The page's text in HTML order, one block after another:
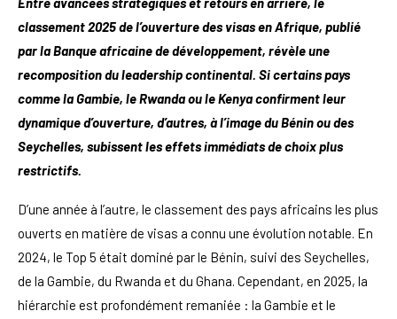
classement 2025 de l’ouverture des visas en Afrique, publié
par la Banque africaine de développement, révèle une
recomposition du leadership continental. Si certains pays
comme la Gambie, le Rwanda ou le Kenya confirment leur
dynamique d’ouverture, d’autres, à l’image du Bénin ou des
Seychelles, subissent les effets immédiats de choix plus
restrictifs.
D’une année à l’autre, le classement des pays africains les plus
ouverts en matière de visas a connu une évolution notable. En
2024, le Top 5 était dominé par le Bénin, suivi des Seychelles,
de la Gambie, du Rwanda et du Ghana. Cependant, en 2025, la
hiérarchie est profondément remaniée : la Gambie et le